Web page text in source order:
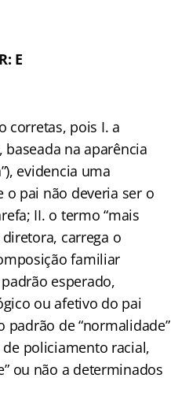
E
corretas, pois I. a
na aparência
evidencia uma
o pai não deveria ser o
II. o termo “mais
carrega o
familiar
esperado,
ou afetivo do pai
padrão de “normalidade”
policiamento racial,
ou não a determinados